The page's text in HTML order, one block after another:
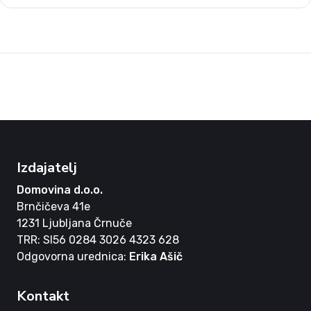
Izdajatelj
Domovina d.o.o.
Brnčičeva 41e
1231 Ljubljana Črnuče
TRR: SI56 0284 3026 4323 628
Odgovorna urednica: Erika Ašič
Kontakt